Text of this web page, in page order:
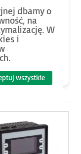
z HMI XLe -
(24VDC), 16 DO
AI (0-10V, 0-20mA);
30VDC
koszyka
dbamy o
na
W
i
wszystkie